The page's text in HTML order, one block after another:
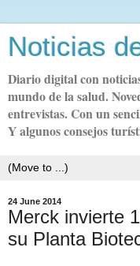
Noticias
Diario digital con
mundo de la salud.
entrevistas. Con un
Y algunos consejos
24 June 2014
Merck invierte
su Planta